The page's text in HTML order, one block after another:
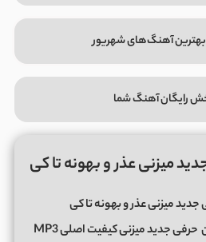
آهنگ‌های شهریور
رایگان آهنگ شما
میزنی عذر و بهونه تا کی
میزنی عذر و بهونه تا کی
حرفی جدید میزنی کیفیت اصلی MP3